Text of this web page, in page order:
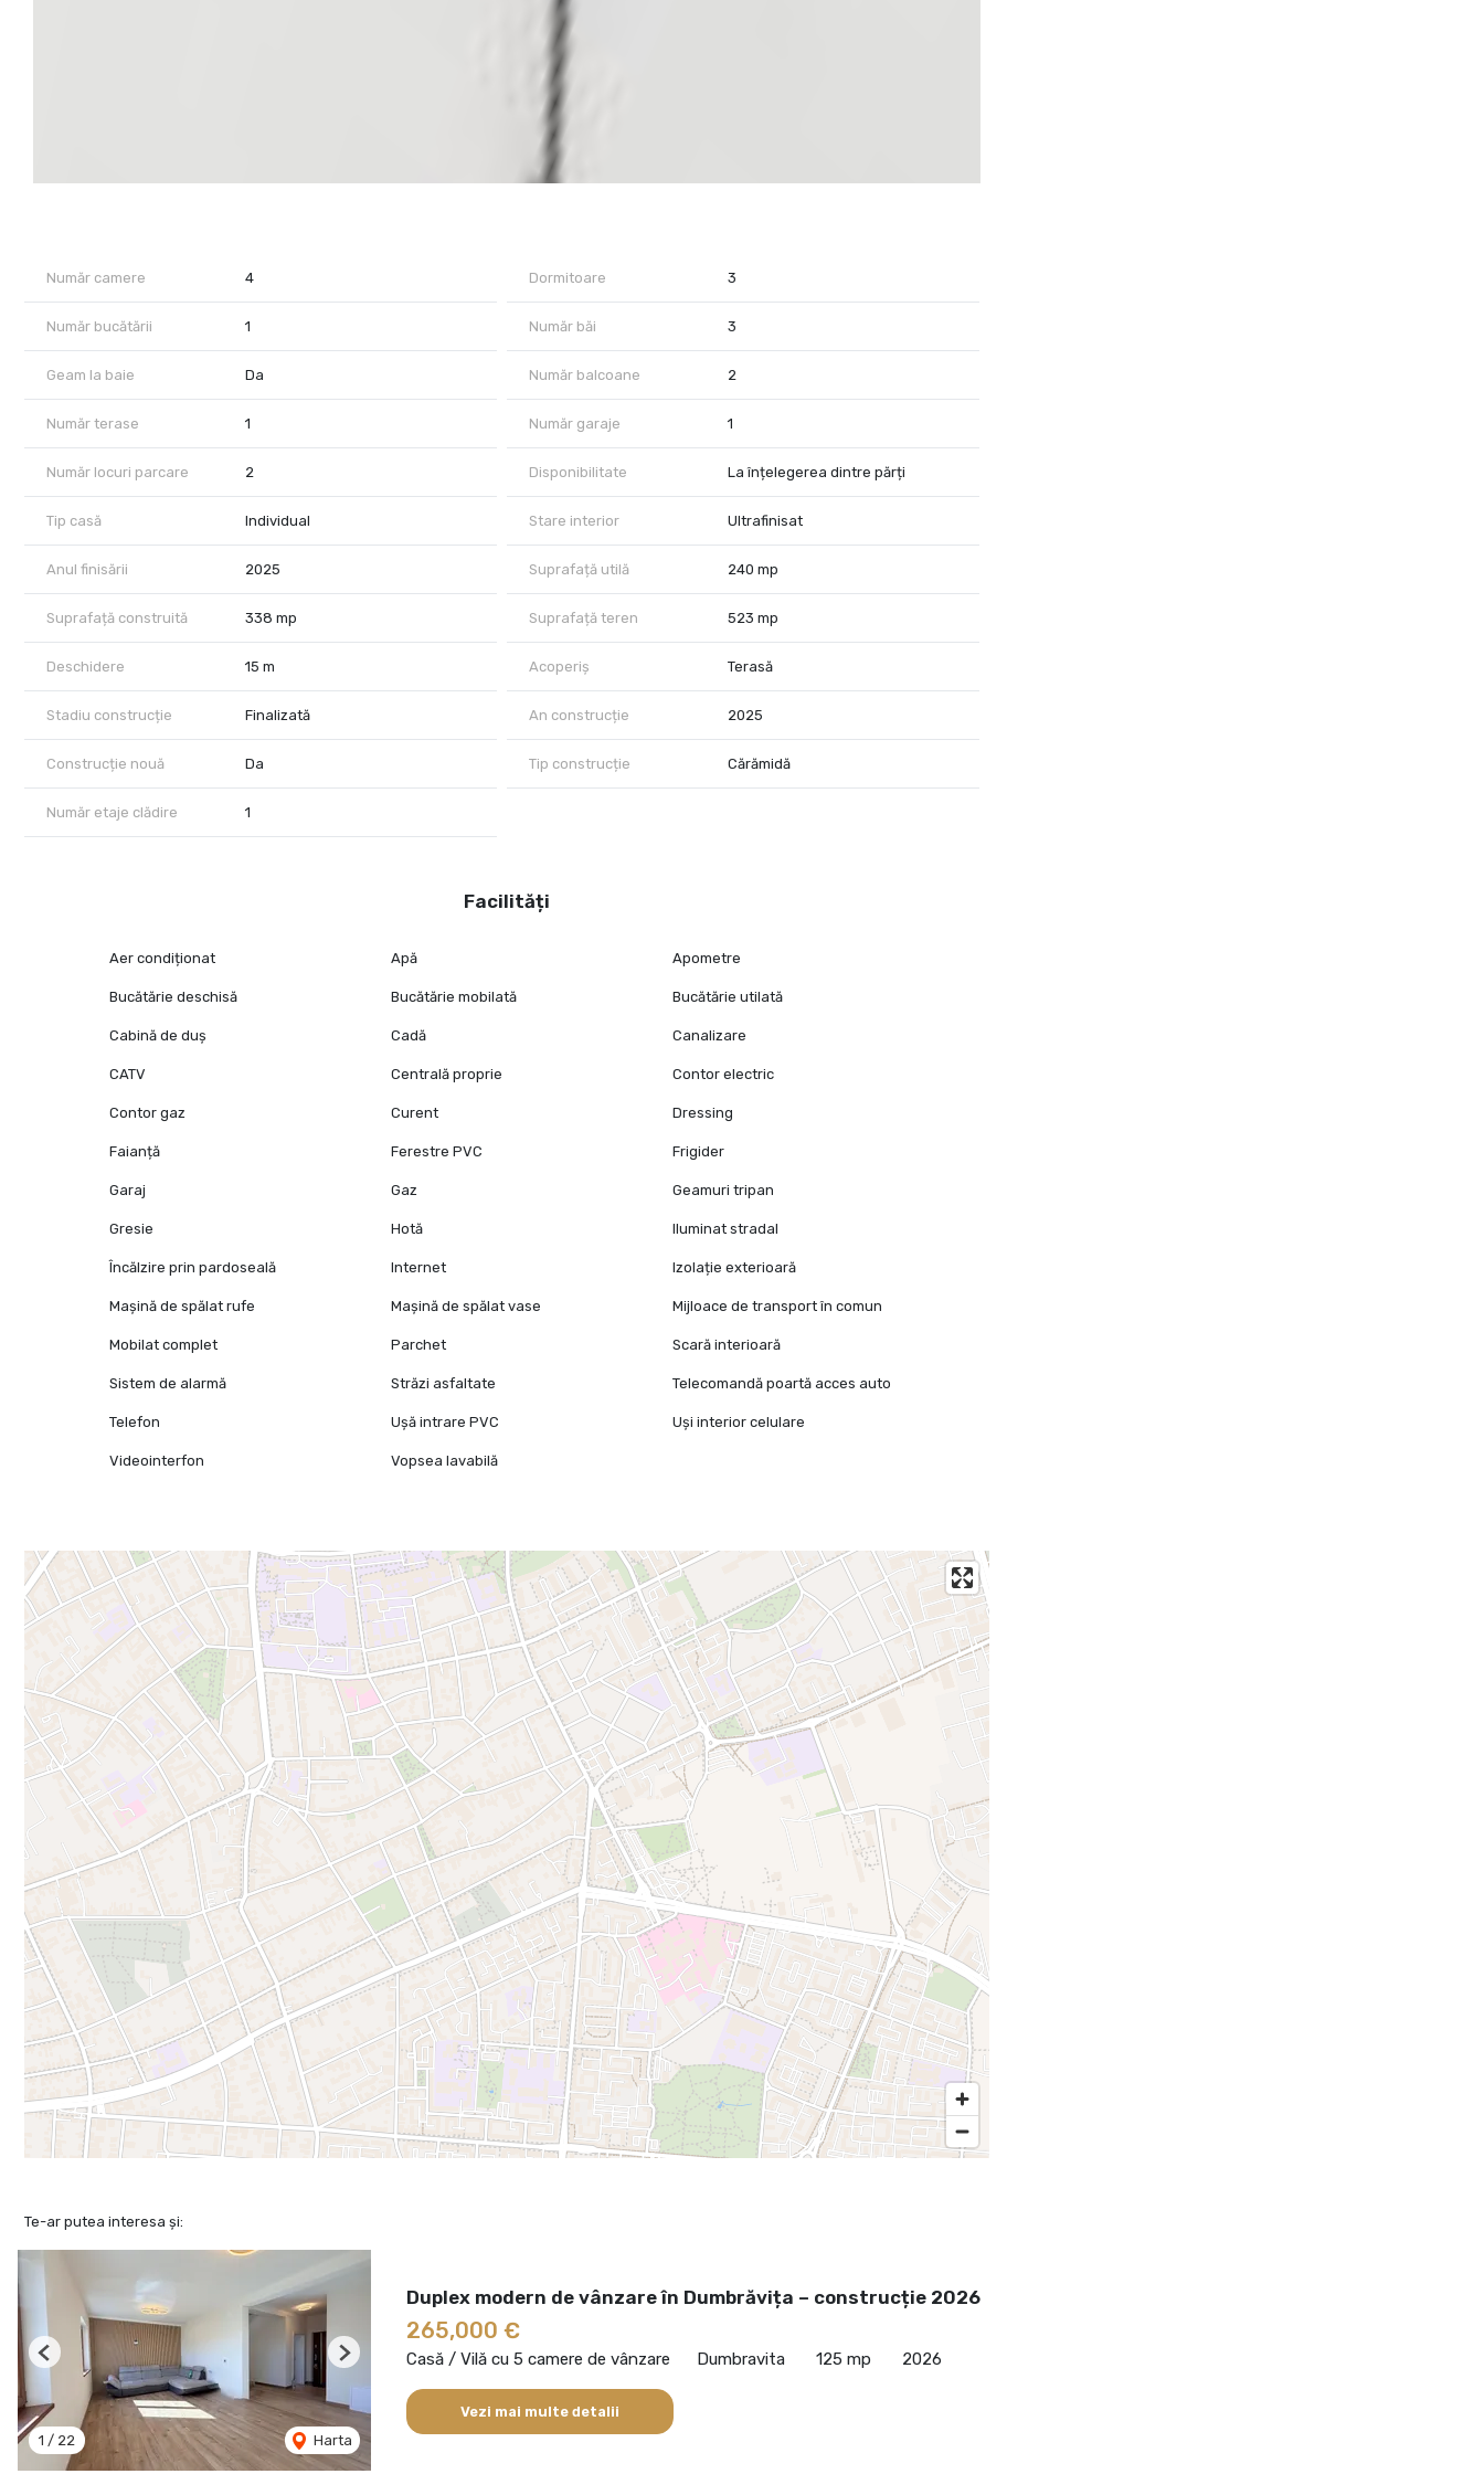
Număr camere 4 Dormitoare 3
Număr bucătării 1 Număr băi 3
Geam la baie Da Număr balcoane 2
Număr terase 1 Număr garaje 1
Număr locuri parcare 2 Disponibilitate La înțelegerea dintre părți
Tip casă Individual Stare interior Ultrafinisat
Anul finisării 2025 Suprafață utilă 240 mp
Suprafață construită 338 mp Suprafață teren 523 mp
Deschidere 15 m Acoperiș Terasă
Stadiu construcție Finalizată An construcție 2025
Construcție nouă Da Tip construcție Cărămidă
Număr etaje clădire 1
Facilități
Aer condiționat Apă Apometre
Bucătărie deschisă Bucătărie mobilată Bucătărie utilată
Cabină de duș Cadă Canalizare
CATV Centrală proprie Contor electric
Contor gaz Curent Dressing
Faianță Ferestre PVC Frigider
Garaj Gaz Geamuri tripan
Gresie Hotă Iluminat stradal
Încălzire prin pardoseală Internet Izolație exterioară
Mașină de spălat rufe Mașină de spălat vase Mijloace de transport în comun
Mobilat complet Parchet Scară interioară
Sistem de alarmă Străzi asfaltate Telecomandă poartă acces auto
Telefon Ușă intrare PVC Uși interior celulare
Videointerfon Vopsea lavabilă
Te-ar putea interesa și:
1 / 22 Harta
Previous Next
Duplex modern de vânzare în Dumbrăvița – construcție 2026
265,000 €
Casă / Vilă cu 5 camere de vânzare Dumbravita 125 mp 2026
Vezi mai multe detalii